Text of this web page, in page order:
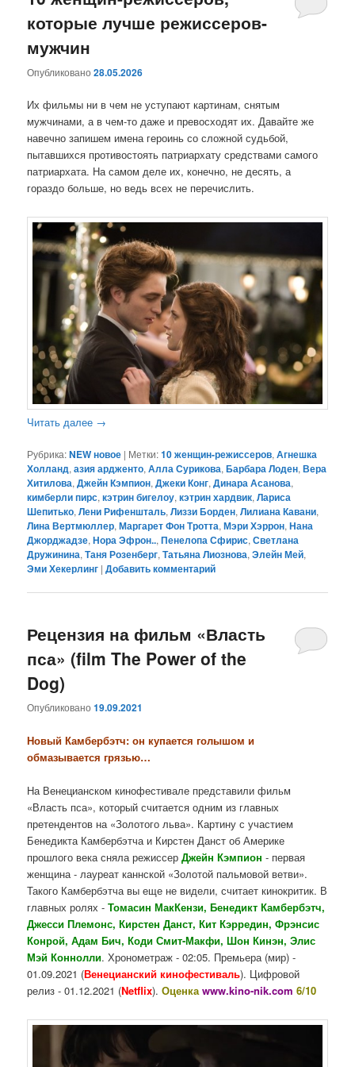
содержимому
содержимому
которые лучше режиссеров-
мужчин
Опубликовано28.05.2026
Их фильмы ни в чем не уступают картинам, снятым
мужчинами, а в чем-то даже и превосходят их. Давайте же
навечно запишем имена героинь со сложной судьбой,
пытавшихся противостоять патриархату средствами самого
патриархата. На самом деле их, конечно, не десять, а
гораздо больше, но ведь всех не перечислить.
Читать далее →
Рубрика:NEW новое | Метки:10 женщин-режиссеров,Агнешка
Холланд,азия ардженто,Алла Сурикова,Барбара Лоден,Вера
Хитилова,Джейн Кэмпион,Джеки Конг,Динара Асанова,
кимберли пирс,кэтрин бигелоу,кэтрин хардвик,Лариса
Шепитько,Лени Рифеншталь,Лиззи Борден,Лилиана Кавани,
Лина Вертмюллер,Маргарет Фон Тротта,Мэри Хэррон,Нана
Джорджадзе,Нора Эфрон..,Пенелопа Сфирис,Светлана
Дружинина,Таня Розенберг,Татьяна Лиознова,Элейн Мей,
Эми Хекерлинг |Добавить комментарий
Рецензия на фильм «Власть
пса» (film The Power of the
Dog)
Опубликовано19.09.2021
Новый Камбербэтч: он купается голышом и
обмазывается грязью…
На Венецианском кинофестивале представили фильм
«Власть пса», который считается одним из главных
претендентов на «Золотого льва». Картину с участием
Бенедикта Камбербэтча и Кирстен Данст об Америке
прошлого века сняла режиссерДжейн Кэмпион - первая
женщина - лауреат каннской «Золотой пальмовой ветви».
Такого Камбербэтча вы еще не видели, считает кинокритик. В
главных ролях -Томасин МакКензи, Бенедикт Камбербэтч,
Джесси Племонс, Кирстен Данст, Кит Кэрредин, Фрэнсис
Конрой, Адам Бич, Коди Смит-Макфи, Шон Кинэн, Элис
Мэй Коннолли. Хронометраж - 02:05. Премьера (мир) -
01.09.2021 (Венецианский кинофестиваль). Цифровой
релиз - 01.12.2021 (Netflix).Оценкаwww.kino-nik.com 6/10